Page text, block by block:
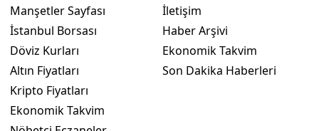
Manşetler Sayfası
İstanbul Borsası
Döviz Kurları
Altın Fiyatları
Kripto Fiyatları
Ekonomik Takvim
İletişim
Haber Arşivi
Ekonomik Takvim
Son Dakika Haberleri